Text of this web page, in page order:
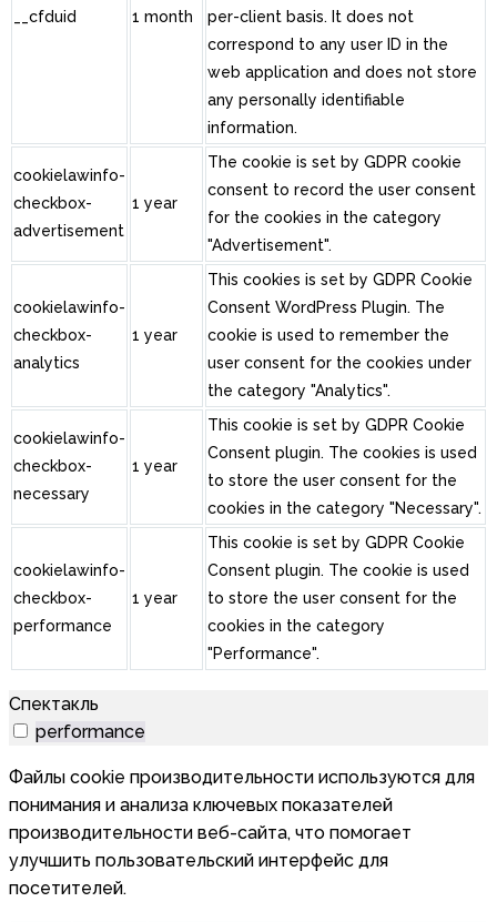
__cfduid 1 month
per-client basis. It does not
correspond to any user ID in the
web application and does not store
any personally identifiable
information.
cookielawinfo-
checkbox-
advertisement
1 year
The cookie is set by GDPR cookie
consent to record the user consent
for the cookies in the category
"Advertisement".
cookielawinfo-
checkbox-
analytics
1 year
This cookies is set by GDPR Cookie
Consent WordPress Plugin. The
cookie is used to remember the
user consent for the cookies under
the category "Analytics".
cookielawinfo-
checkbox-
necessary
1 year
This cookie is set by GDPR Cookie
Consent plugin. The cookies is used
to store the user consent for the
cookies in the category "Necessary".
cookielawinfo-
checkbox-
performance
1 year
This cookie is set by GDPR Cookie
Consent plugin. The cookie is used
to store the user consent for the
cookies in the category
"Performance".
Спектакль
performance
Файлы cookie производительности используются для
понимания и анализа ключевых показателей
производительности веб-сайта, что помогает
улучшить пользовательский интерфейс для
посетителей.